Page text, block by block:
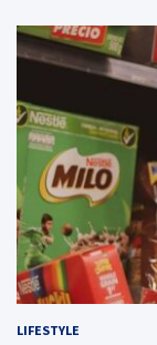
LIFESTYLE